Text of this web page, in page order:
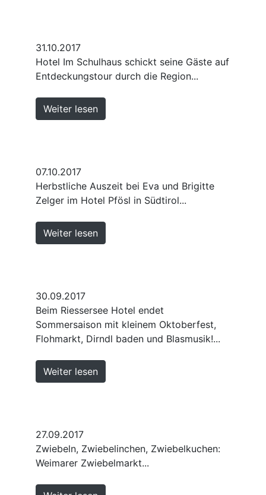
31.10.2017
Hotel Im Schulhaus schickt seine Gäste auf
Entdeckungstour durch die Region...
Weiter lesen
07.10.2017
Herbstliche Auszeit bei Eva und Brigitte
Zelger im Hotel Pfösl in Südtirol...
Weiter lesen
30.09.2017
Beim Riessersee Hotel endet
Sommersaison mit kleinem Oktoberfest,
Flohmarkt, Dirndl baden und Blasmusik!...
Weiter lesen
27.09.2017
Zwiebeln, Zwiebelinchen, Zwiebelkuchen:
Weimarer Zwiebelmarkt...